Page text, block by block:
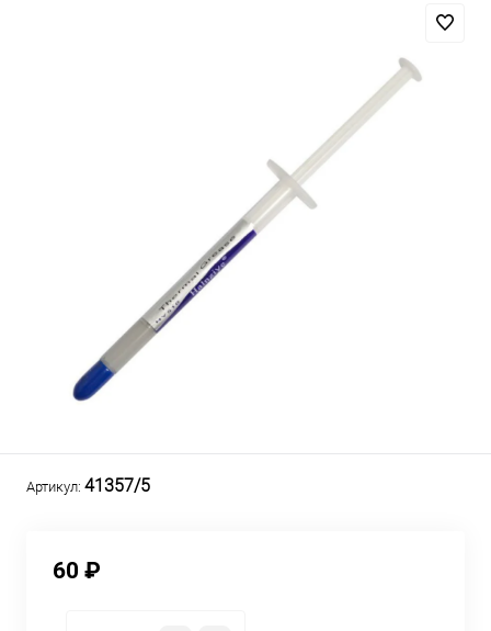
Артикул: 41357/5
60 ₽